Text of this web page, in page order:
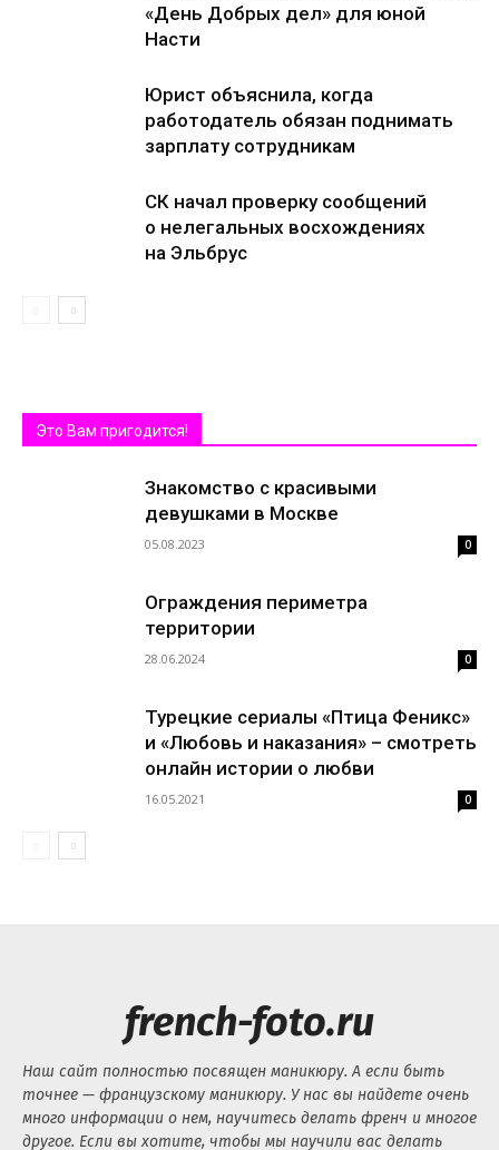
«День Добрых дел» для юной
Насти
Юрист объяснила, когда
работодатель обязан поднимать
зарплату сотрудникам
СК начал проверку сообщений
о нелегальных восхождениях
на Эльбрус
Это Вам пригодится!
Знакомство с красивыми
девушками в Москве
05.08.2023 0
Ограждения периметра
территории
28.06.2024 0
Турецкие сериалы «Птица Феникс»
и «Любовь и наказания» – смотреть
онлайн истории о любви
16.05.2021 0
french-foto.ru
Наш сайт полностью посвящен маникюру. А если быть
точнее — французскому маникюру. У нас вы найдете очень
много информации о нем, научитесь делать френч и многое
другое. Если вы хотите, чтобы мы научили вас делать